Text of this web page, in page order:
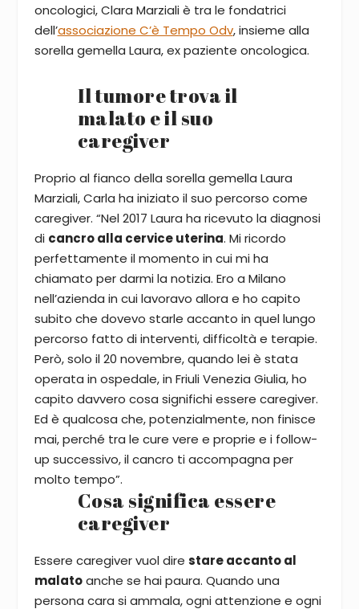
oncologici, Clara Marziali è tra le fondatrici
dell’associazione C’è Tempo Odv, insieme alla
sorella gemella Laura, ex paziente oncologica.
Il tumore trova il
malato e il suo
caregiver
Proprio al fianco della sorella gemella Laura
Marziali, Carla ha iniziato il suo percorso come
caregiver. “Nel 2017 Laura ha ricevuto la diagnosi
di cancro alla cervice uterina. Mi ricordo
perfettamente il momento in cui mi ha
chiamato per darmi la notizia. Ero a Milano
nell’azienda in cui lavoravo allora e ho capito
subito che dovevo starle accanto in quel lungo
percorso fatto di interventi, difficoltà e terapie.
Però, solo il 20 novembre, quando lei è stata
operata in ospedale, in Friuli Venezia Giulia, ho
capito davvero cosa significhi essere caregiver.
Ed è qualcosa che, potenzialmente, non finisce
mai, perché tra le cure vere e proprie e i follow-
up successivo, il cancro ti accompagna per
molto tempo”.
Cosa significa essere
caregiver
Essere caregiver vuol dire stare accanto al
malatoanche se hai paura. Quando una
persona cara si ammala, ogni attenzione e ogni